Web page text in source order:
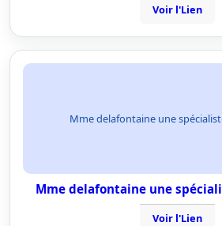
Voir l'Lien
Mme delafontaine une
Mme delafontaine une
Voir l'Lien